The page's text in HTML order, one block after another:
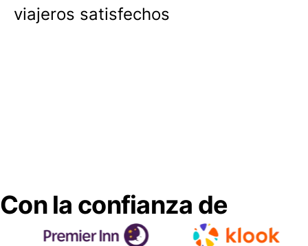
viajeros satisfechos
Con la confianza de